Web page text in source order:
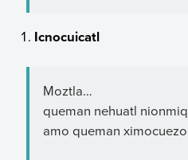
Icnocuicatl
Moztla…
queman nehuatl
amo queman